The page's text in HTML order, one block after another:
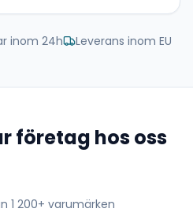
inom 24h Leverans inom EU
företag hos oss
1 200+ varumärken